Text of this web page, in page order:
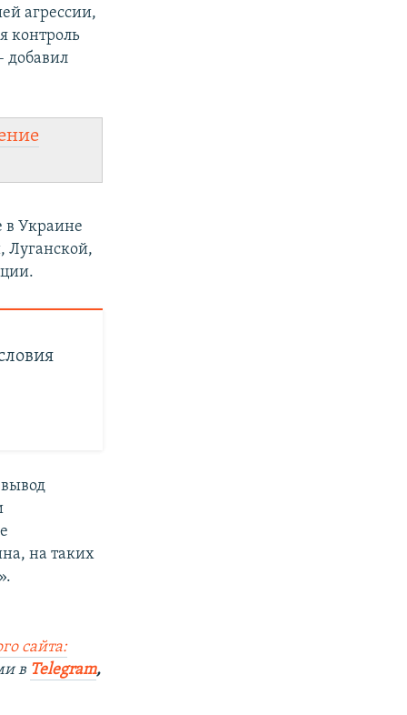
агрессии,
контроль
добавил
в Украине
Луганской,
на таких
сайта:
в Telegram,